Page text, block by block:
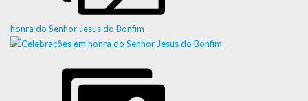
honra do Senhor Jesus do Bonfim